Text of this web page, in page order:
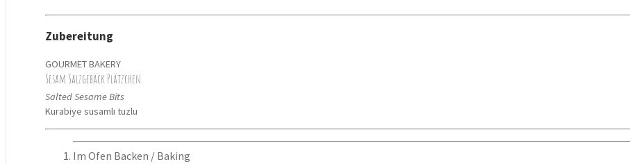
Zubereitung
GOURMET BAKERY
Sesam Salzgebäck Plätzchen
Salted Sesame Bits
Kurabiye susamlı tuzlu
Im Ofen Backen / Baking